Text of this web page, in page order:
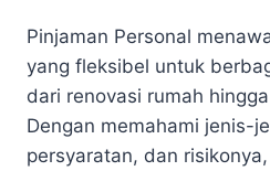
Pinjaman Personal
yang fleksibel untuk
dari renovasi rumah
Dengan memahami jenis-
persyaratan, dan